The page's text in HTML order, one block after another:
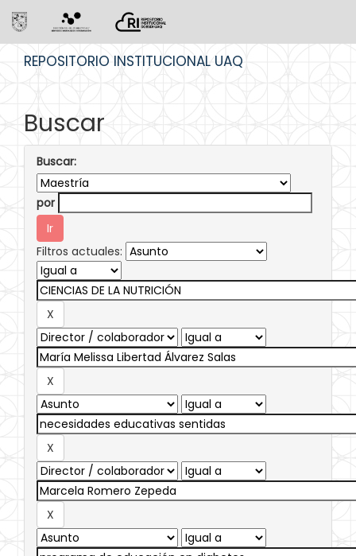
REPOSITORIO INSTITUCIONAL UAQ
Buscar
Buscar:
por
Filtros actuales: